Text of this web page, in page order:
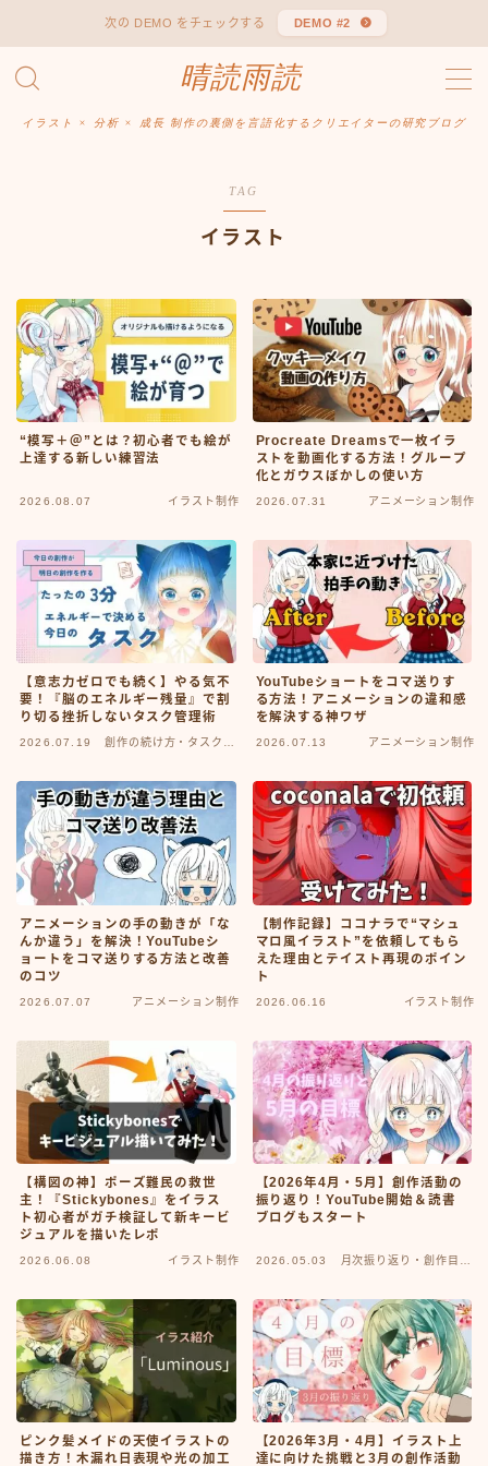
次の DEMO をチェックする DEMO #2
晴読雨読
イラスト × 分析 × 成長 制作の裏側を言語化するクリエイターの研究ブログ
MENU
お問い合わせ
TAG
イラスト
“模写＋＠”とは？初心者でも絵が
上達する新しい練習法
2026.08.07 イラスト制作
Procreate Dreamsで一枚イラ
ストを動画化する方法！グループ
化とガウスぼかしの使い方
2026.07.31 アニメーション制作
【意志力ゼロでも続く】やる気不
要！『脳のエネルギー残量』で割
り切る挫折しないタスク管理術
2026.07.19
創作の続け方・タスク管
YouTubeショートをコマ送りす
る方法！アニメーションの違和感
を解決する神ワザ
2026.07.13 アニメーション制作
アニメーションの手の動きが「な
んか違う」を解決！YouTubeシ
ョートをコマ送りする方法と改善
のコツ
2026.07.07 アニメーション制作
【制作記録】ココナラで“マシュ
マロ風イラスト”を依頼してもら
えた理由とテイスト再現のポイン
ト
2026.06.16 イラスト制作
【構図の神】ポーズ難民の救世
主！『Stickybones』をイラス
ト初心者がガチ検証して新キービ
ジュアルを描いたレポ
2026.06.08 イラスト制作
【2026年4月・5月】創作活動の
振り返り！YouTube開始＆読書
ブログもスタート
2026.05.03
月次振り返り・創作目
ピンク髪メイドの天使イラストの
描き方！木漏れ日表現や光の加工
【2026年3月・4月】イラスト上
達に向けた挑戦と3月の創作活動